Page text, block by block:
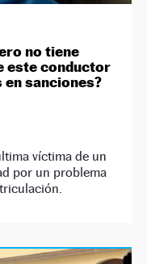
no tiene
este conductor
en sanciones?
víctima de un
por un problema